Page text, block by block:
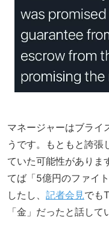
マネージャーはブライ
うです。もともと誇張
ていた可能性がありま
てば「5億円のファイ
したし、 記者会見でも
「金」だったと話して